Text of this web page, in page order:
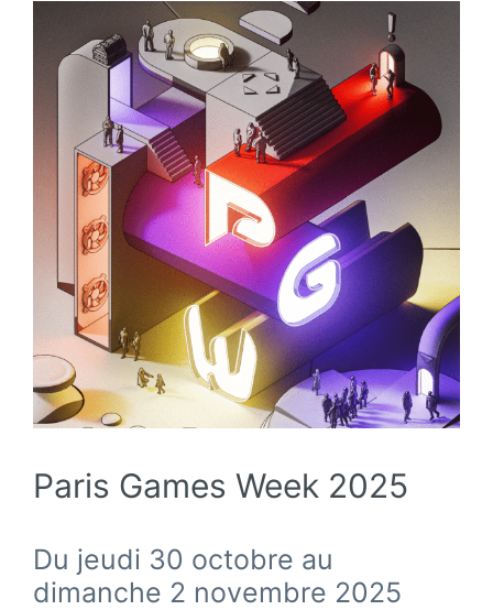
Paris Games Week 2025
Du jeudi 30 octobre au
dimanche 2 novembre 2025